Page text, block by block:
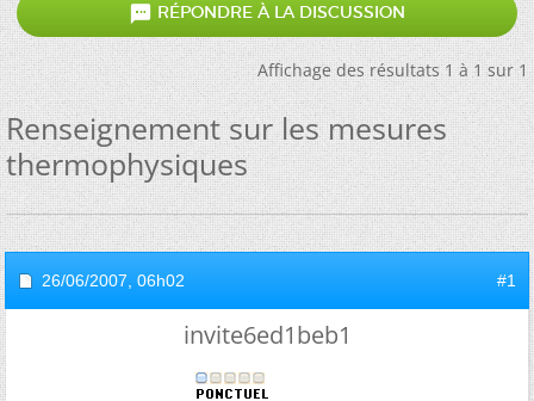
 RÉPONDRE À LA DISCUSSION
Affichage des résultats 1 à 1 sur 1
Renseignement sur les mesures
thermophysiques
26/06/2007, 06h02 #1
invite6ed1beb1